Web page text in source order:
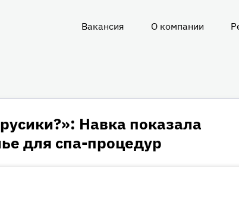
Вакансия О компании
Навка показала
для спа-процедур